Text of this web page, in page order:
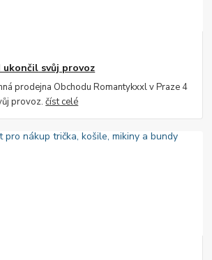
ukončil svůj provoz
prodejna Obchodu Romantykxxl v Praze 4
provoz.číst celé